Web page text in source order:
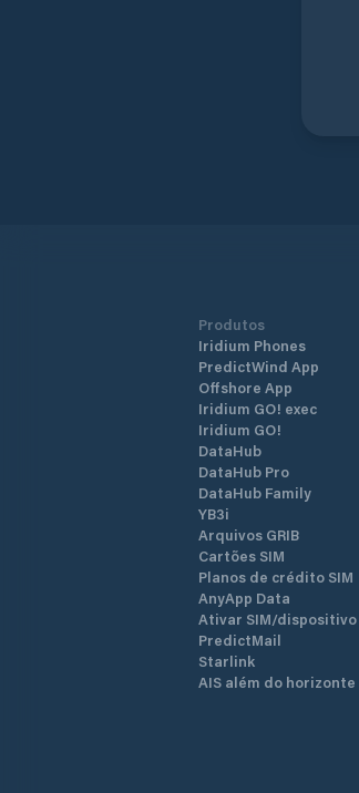
Produtos
Iridium Phones
PredictWind App
Offshore App
Iridium GO! exec
Iridium GO!
DataHub
DataHub Pro
DataHub Family
YB3i
Arquivos GRIB
Cartões SIM
Planos de crédito SIM
AnyApp Data
Ativar SIM/dispositivo
PredictMail
Starlink
AIS além do horizonte